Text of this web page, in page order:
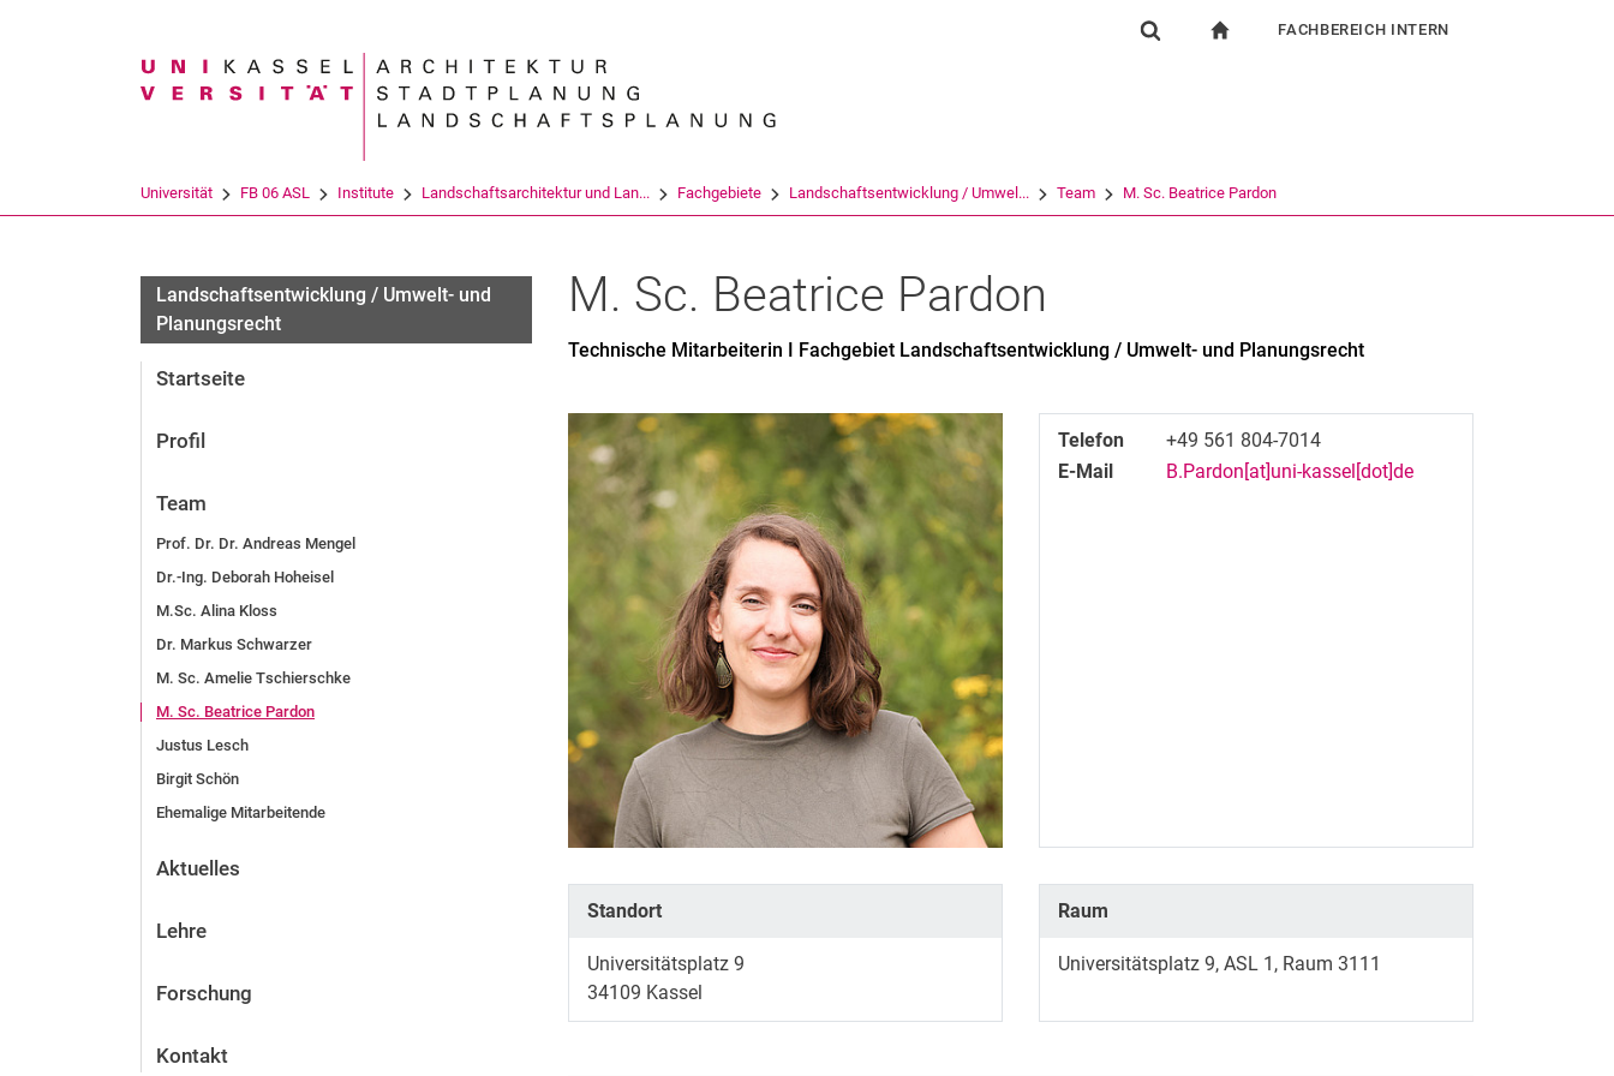
Suchbegriff
FACHBEREICH INTERN
Universität FB 06 ASL Institute Landschaftsarchitektur und Lan... Fachgebiete Landschaftsentwicklung / Umwel... Team M. Sc. Beatrice Pardon
Landschaftsentwicklung / Umwelt- und
Planungsrecht
Startseite
Profil
Team
Prof. Dr. Dr. Andreas Mengel
Dr.-Ing. Deborah Hoheisel
M.Sc. Alina Kloss
Dr. Markus Schwarzer
M. Sc. Amelie Tschierschke
M. Sc. Beatrice Pardon
Justus Lesch
Birgit Schön
Ehemalige Mitarbeitende
Aktuelles
Lehre
Forschung
Kontakt
M. Sc. Beatrice Pardon
Technische Mitarbeiterin I Fachgebiet Landschaftsentwicklung / Umwelt- und Planungsrecht
Telefon
+49 561 804-7014
E-Mail
B.Pardon[at]uni-kassel[dot]de
Standort
Universitätsplatz 9
34109 Kassel
Raum
Universitätsplatz 9, ASL 1, Raum 3111